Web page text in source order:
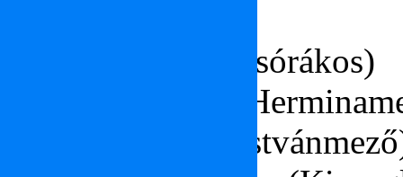
Нижние раки (Alsórákos)
Поле Хермины
Поле Иштвана